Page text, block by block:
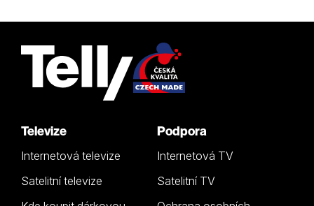
Televize
Internetová televize
Satelitní televize
Podpora
Internetová TV
Satelitní TV